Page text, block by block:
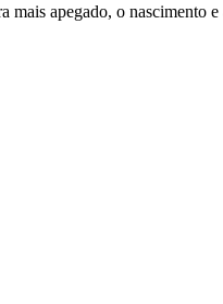
apegado, o nascimento e